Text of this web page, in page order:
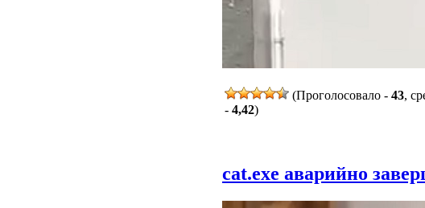
(Проголосовало - 43,
- 4,42)
cat.exe аварийно